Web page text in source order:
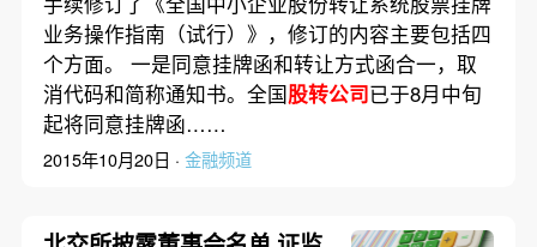
业务操作指南（试行）》，修订的内容主要包括四
个方面。 一是同意挂牌函和转让方式函合一，取
消代码和简称通知书。全国股转公司已于8月中旬
起将同意挂牌函……
2015年10月20日 · 金融频道